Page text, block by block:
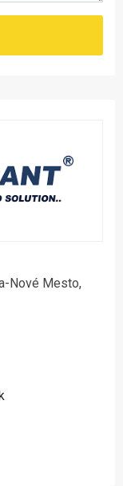
Nové Mesto,